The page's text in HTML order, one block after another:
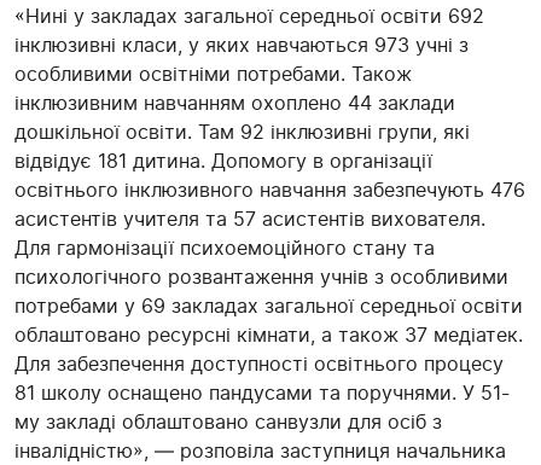
«Нині у закладах загальної середньої освіти 692
інклюзивні класи, у яких навчаються 973 учні з
особливими освітніми потребами. Також
інклюзивним навчанням охоплено 44 заклади
дошкільної освіти. Там 92 інклюзивні групи, які
відвідує 181 дитина. Допомогу в організації
освітнього інклюзивного навчання забезпечують 476
асистентів учителя та 57 асистентів вихователя.
Для гармонізації психоемоційного стану та
психологічного розвантаження учнів з особливими
потребами у 69 закладах загальної середньої освіти
облаштовано ресурсні кімнати, а також 37 медіатек.
Для забезпечення доступності освітнього процесу
81 школу оснащено пандусами та поручнями. У 51-
му закладі облаштовано санвузли для осіб з
інвалідністю», — розповіла заступниця начальника